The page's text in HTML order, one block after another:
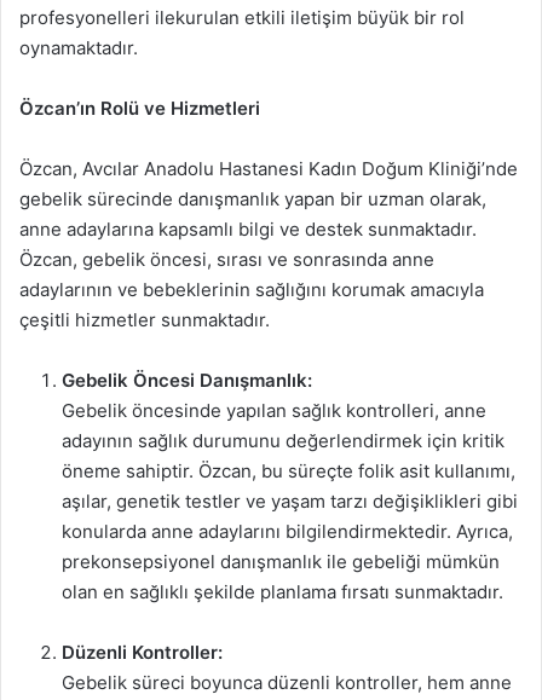
profesyonelleri ilekurulan etkili iletişim büyük bir rol
oynamaktadır.
Özcan’ın Rolü ve Hizmetleri
Özcan, Avcılar Anadolu Hastanesi Kadın Doğum Kliniği’nde
gebelik sürecinde danışmanlık yapan bir uzman olarak,
anne adaylarına kapsamlı bilgi ve destek sunmaktadır.
Özcan, gebelik öncesi, sırası ve sonrasında anne
adaylarının ve bebeklerinin sağlığını korumak amacıyla
çeşitli hizmetler sunmaktadır.
Gebelik Öncesi Danışmanlık:
Gebelik öncesinde yapılan sağlık kontrolleri, anne
adayının sağlık durumunu değerlendirmek için kritik
öneme sahiptir. Özcan, bu süreçte folik asit kullanımı,
aşılar, genetik testler ve yaşam tarzı değişiklikleri gibi
konularda anne adaylarını bilgilendirmektedir. Ayrıca,
prekonsepsiyonel danışmanlık ile gebeliği mümkün
olan en sağlıklı şekilde planlama fırsatı sunmaktadır.
Düzenli Kontroller:
Gebelik süreci boyunca düzenli kontroller, hem anne